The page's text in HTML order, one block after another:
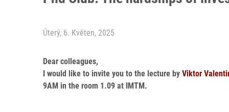
Úterý, 6. Květen, 2025
Dear colleagues,
I would like to invite you to the lecture by Viktor
9AM in the room 1.09 at IMTM.